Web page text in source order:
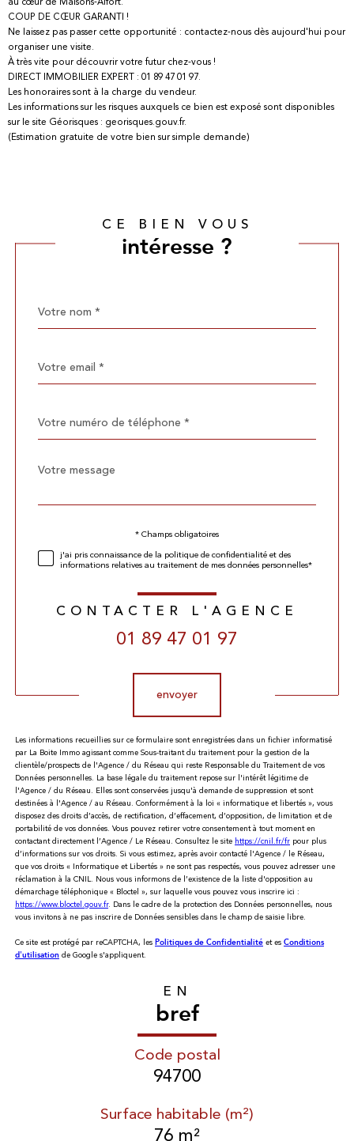
COUP DE CŒUR GARANTI !
Ne laissez pas passer cette opportunité : contactez-nous dès aujourd'hui pour
organiser une visite.
À très vite pour découvrir votre futur chez-vous !
DIRECT IMMOBILIER EXPERT : 01 89 47 01 97.
Les honoraires sont à la charge du vendeur.
Les informations sur les risques auxquels ce bien est exposé sont disponibles
sur le site Géorisques : georisques.gouv.fr.
(Estimation gratuite de votre bien sur simple demande)
CE BIEN VOUS
intéresse ?
Fieldset
par
*
*
*
Fieldset
défaut
Message
*
* Champs obligatoires
j'ai pris connaissance de la politique de confidentialité et des
informations relatives au traitement de mes données personnelles*
CONTACTER L'AGENCE
01 89 47 01 97
envoyer
Les informations recueillies sur ce formulaire sont enregistrées dans un fichier informatisé
par La Boite Immo agissant comme Sous-traitant du traitement pour la gestion de la
clientèle/prospects de l'Agence / du Réseau qui reste Responsable du Traitement de vos
Données personnelles. La base légale du traitement repose sur l'intérêt légitime de
l'Agence / du Réseau. Elles sont conservées jusqu'à demande de suppression et sont
destinées à l'Agence / au Réseau. Conformément à la loi « informatique et libertés », vous
disposez des droits d’accès, de rectification, d’effacement, d’opposition, de limitation et de
portabilité de vos données. Vous pouvez retirer votre consentement à tout moment en
contactant directement l’Agence / Le Réseau. Consultez le site https://cnil.fr/fr pour plus
d’informations sur vos droits. Si vous estimez, après avoir contacté l'Agence / le Réseau,
que vos droits « Informatique et Libertés » ne sont pas respectés, vous pouvez adresser une
réclamation à la CNIL. Nous vous informons de l’existence de la liste d'opposition au
démarchage téléphonique « Bloctel », sur laquelle vous pouvez vous inscrire ici :
https://www.bloctel.gouv.fr. Dans le cadre de la protection des Données personnelles, nous
vous invitons à ne pas inscrire de Données sensibles dans le champ de saisie libre.
Ce site est protégé par reCAPTCHA, les Politiques de Confidentialité et es Conditions
d'utilisation de Google s'appliquent.
EN
bref
Code postal
94700
Surface habitable (m²)
76 m²